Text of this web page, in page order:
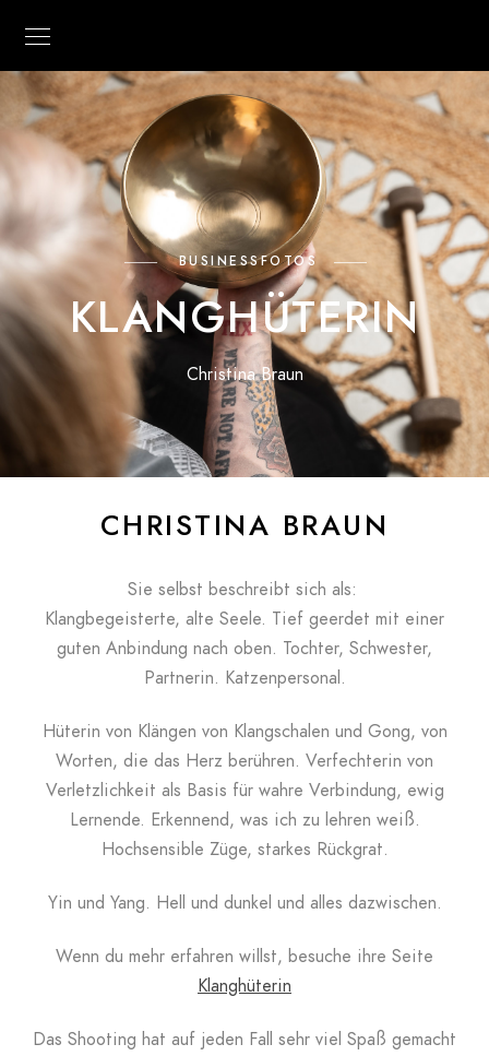
BUSINESSFOTOS
KLANGHÜTERIN
Christina Braun
CHRISTINA BRAUN
Sie selbst beschreibt sich als:
Klangbegeisterte, alte Seele. Tief geerdet mit einer
guten Anbindung nach oben. Tochter, Schwester,
Partnerin. Katzenpersonal.
Hüterin von Klängen von Klangschalen und Gong, von
Worten, die das Herz berühren. Verfechterin von
Verletzlichkeit als Basis für wahre Verbindung, ewig
Lernende. Erkennend, was ich zu lehren weiß.
Hochsensible Züge, starkes Rückgrat.
Yin und Yang. Hell und dunkel und alles dazwischen.
Wenn du mehr erfahren willst, besuche ihre Seite
Klanghüterin
Das Shooting hat auf jeden Fall sehr viel Spaß gemacht